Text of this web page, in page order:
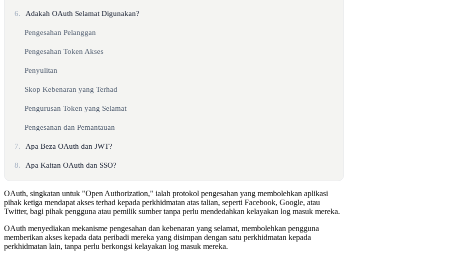
6. Adakah OAuth Selamat Digunakan?
Pengesahan Pelanggan
Pengesahan Token Akses
Penyulitan
Skop Kebenaran yang Terhad
Pengurusan Token yang Selamat
Pengesanan dan Pemantauan
7. Apa Beza OAuth dan JWT?
8. Apa Kaitan OAuth dan SSO?
OAuth, singkatan untuk "Open Authorization," ialah protokol pengesahan yang membolehkan aplikasi
pihak ketiga mendapat akses terhad kepada perkhidmatan atas talian, seperti Facebook, Google, atau
Twitter, bagi pihak pengguna atau pemilik sumber tanpa perlu mendedahkan kelayakan log masuk mereka.
OAuth menyediakan mekanisme pengesahan dan kebenaran yang selamat, membolehkan pengguna
memberikan akses kepada data peribadi mereka yang disimpan dengan satu perkhidmatan kepada
perkhidmatan lain, tanpa perlu berkongsi kelayakan log masuk mereka.